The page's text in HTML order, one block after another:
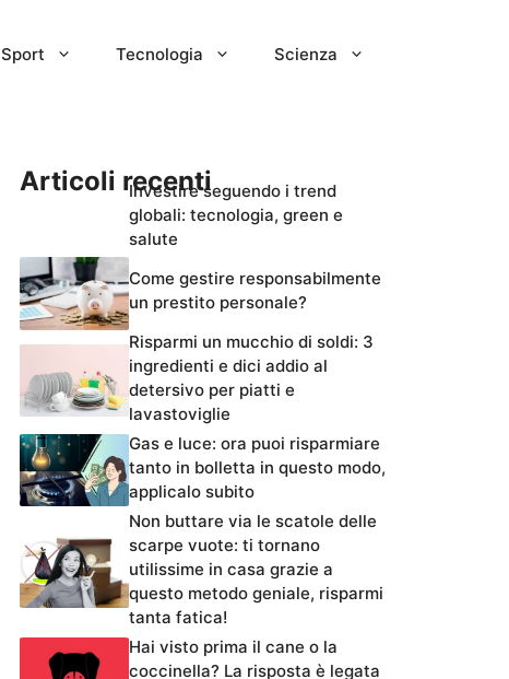
Sport Tecnologia Scienza
Articoli recentiInvestire seguendo i trend
globali: tecnologia, green e
salute
Come gestire responsabilmente
un prestito personale?
Risparmi un mucchio di soldi: 3
ingredienti e dici addio al
detersivo per piatti e
lavastoviglie
Gas e luce: ora puoi risparmiare
tanto in bolletta in questo modo,
applicalo subito
Non buttare via le scatole delle
scarpe vuote: ti tornano
utilissime in casa grazie a
questo metodo geniale, risparmi
tanta fatica!
Hai visto prima il cane o la
coccinella? La risposta è legata